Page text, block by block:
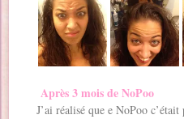
Après 3 mois de NoPoo
J’ai réalisé que e NoPoo